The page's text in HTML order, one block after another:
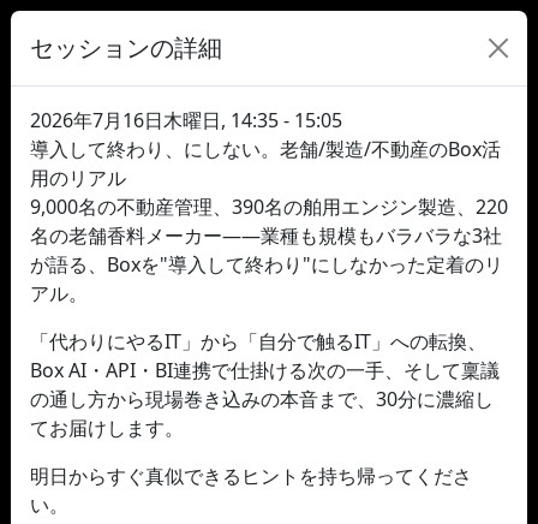
セッションの詳細
2026年7月16日木曜日, 14:35 - 15:05
導入して終わり、にしない。老舗/製造/不動産のBox活
用のリアル
9,000名の不動産管理、390名の舶用エンジン製造、220
名の老舗香料メーカー——業種も規模もバラバラな3社
が語る、Boxを"導入して終わり"にしなかった定着のリ
アル。
「代わりにやるIT」から「自分で触るIT」への転換、
Box AI・API・BI連携で仕掛ける次の一手、そして稟議
の通し方から現場巻き込みの本音まで、30分に濃縮し
てお届けします。
明日からすぐ真似できるヒントを持ち帰ってくださ
い。